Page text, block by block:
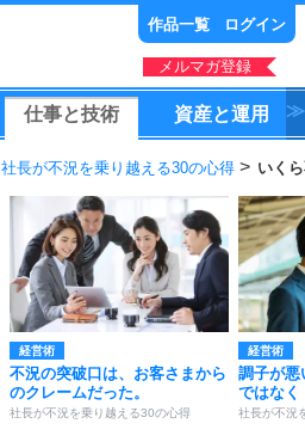
作品一覧 ログイン
メルマガ登録
仕事と技術 資産と運用
社長が不況を乗り越える30の心得 いく
経営術
不況の突破口は、お客さまから
のクレームだった。
社長が不況を乗り越える30の心得
経営術
調子が悪
ではなく
社長が不況